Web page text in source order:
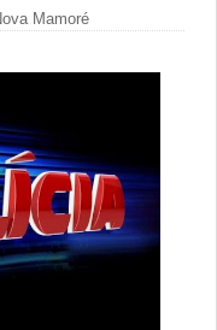
Mamoré